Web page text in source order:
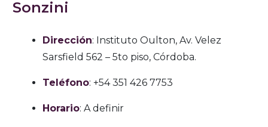
Sonzini
Dirección: Instituto Oulton, Av. Velez
Sarsfield 562 – 5to piso, Córdoba.
Teléfono: +54 351 426 7753
Horario: A definir